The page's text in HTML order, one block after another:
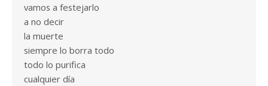
vamos a festejarlo
a no decir
la muerte
siempre lo borra todo
todo lo purifica
cualquier día